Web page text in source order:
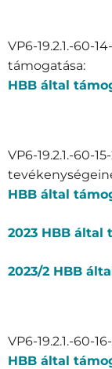
VP6-19.2.1.-60-
támogatása:
HBB által
VP6-19.2.1.-60-
HBB által
2023 HBB által
2023/2 HBB
VP6-19.2.1.-60-
HBB által